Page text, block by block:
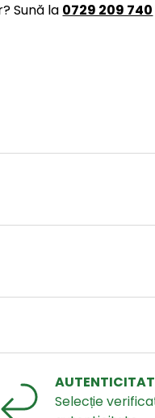
Sună la 0729 209 740
Selecție